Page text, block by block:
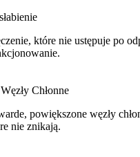
które nie ustępuje po
Chłonne
powiększone węzły
nie znikają.